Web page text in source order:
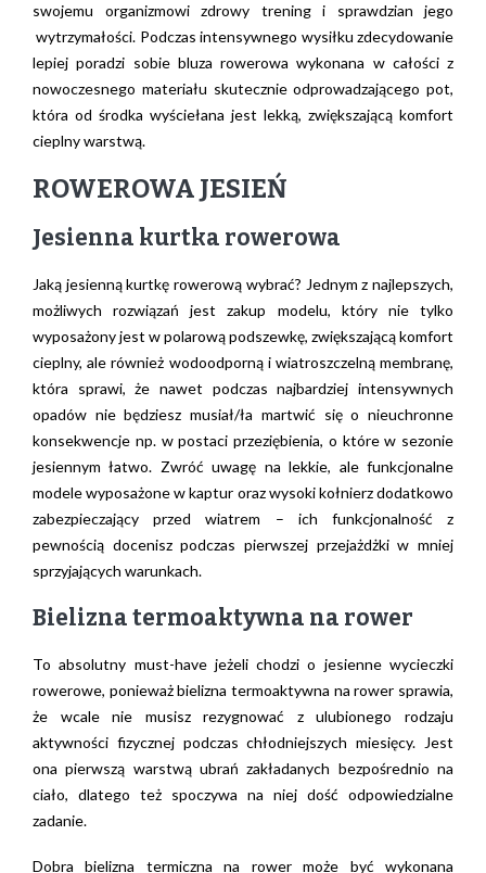
swojemu organizmowi zdrowy trening i sprawdzian jego
wytrzymałości. Podczas intensywnego wysiłku zdecydowanie
lepiej poradzi sobie bluza rowerowa wykonana w całości z
nowoczesnego materiału skutecznie odprowadzającego pot,
która od środka wyściełana jest lekką, zwiększającą komfort
cieplny warstwą.
ROWEROWA JESIEŃ
Jesienna kurtka rowerowa
Jaką jesienną kurtkę rowerową wybrać? Jednym z najlepszych,
możliwych rozwiązań jest zakup modelu, który nie tylko
wyposażony jest w polarową podszewkę, zwiększającą komfort
cieplny, ale również wodoodporną i wiatroszczelną membranę,
która sprawi, że nawet podczas najbardziej intensywnych
opadów nie będziesz musiał/ła martwić się o nieuchronne
konsekwencje np. w postaci przeziębienia, o które w sezonie
jesiennym łatwo. Zwróć uwagę na lekkie, ale funkcjonalne
modele wyposażone w kaptur oraz wysoki kołnierz dodatkowo
zabezpieczający przed wiatrem – ich funkcjonalność z
pewnością docenisz podczas pierwszej przejażdżki w mniej
sprzyjających warunkach.
Bielizna termoaktywna na rower
To absolutny must-have jeżeli chodzi o jesienne wycieczki
rowerowe, ponieważ bielizna termoaktywna na rower sprawia,
że wcale nie musisz rezygnować z ulubionego rodzaju
aktywności fizycznej podczas chłodniejszych miesięcy. Jest
ona pierwszą warstwą ubrań zakładanych bezpośrednio na
ciało, dlatego też spoczywa na niej dość odpowiedzialne
zadanie.
Dobra bielizna termiczna na rower może być wykonana